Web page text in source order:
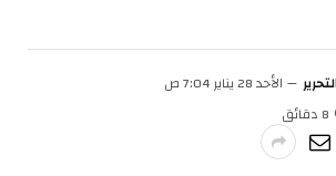
الأحد 28 يناير 7:04 ص
8 دقائق